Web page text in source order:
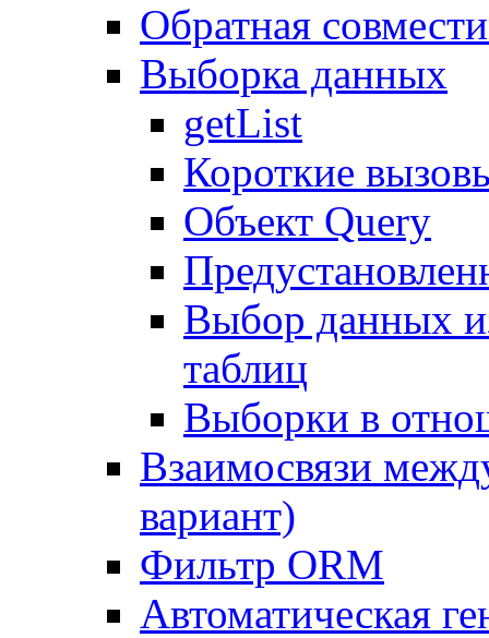
Обратная
Выборка данных
getList
Короткие
Объект Query
Выбор данных
таблиц
Выборки в
Взаимосвязи
вариант)
Фильтр ORM
Автоматическая